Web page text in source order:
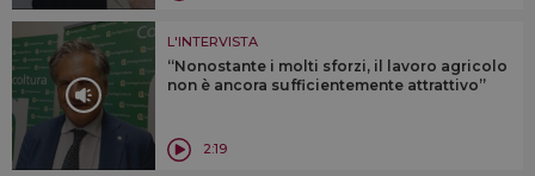
L'INTERVISTA
“Nonostante i molti sforzi, il lavoro agricolo
non è ancora sufficientemente attrattivo”
2:19